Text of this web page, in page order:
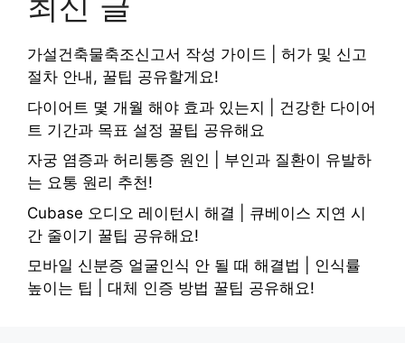
가설건축물축조신고서 작성 가이드 | 허가 및 신고
절차 안내, 꿀팁 공유할게요!
다이어트 몇 개월 해야 효과 있는지 | 건강한 다이어
트 기간과 목표 설정 꿀팁 공유해요
자궁 염증과 허리통증 원인 | 부인과 질환이 유발하
는 요통 원리 추천!
Cubase 오디오 레이턴시 해결 | 큐베이스 지연 시
간 줄이기 꿀팁 공유해요!
모바일 신분증 얼굴인식 안 될 때 해결법 | 인식률
높이는 팁 | 대체 인증 방법 꿀팁 공유해요!